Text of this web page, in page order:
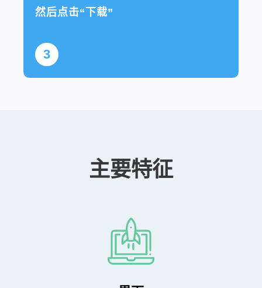
3
然后点击“下载”
主要特征